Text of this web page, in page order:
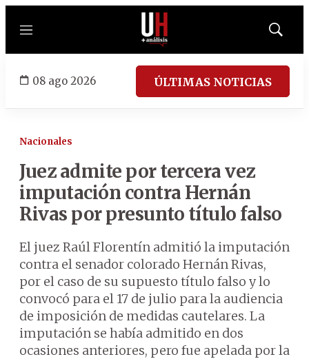
Menú
Mostrar
08 ago 2026 ÚLTIMAS NOTICIAS
Nacionales
Juez admite por tercera vez
imputación contra Hernán
Rivas por presunto título falso
El juez Raúl Florentín admitió la imputación
contra el senador colorado Hernán Rivas,
por el caso de su supuesto título falso y lo
convocó para el 17 de julio para la audiencia
de imposición de medidas cautelares. La
imputación se había admitido en dos
ocasiones anteriores, pero fue apelada por la